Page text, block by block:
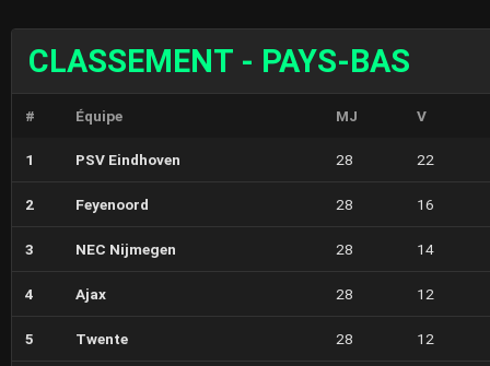
CLASSEMENT - PAYS-BAS
# Équipe MJ V
1 PSV Eindhoven 28 22
2 Feyenoord 28 16
3 NEC Nijmegen 28 14
4 Ajax 28 12
5 Twente 28 12